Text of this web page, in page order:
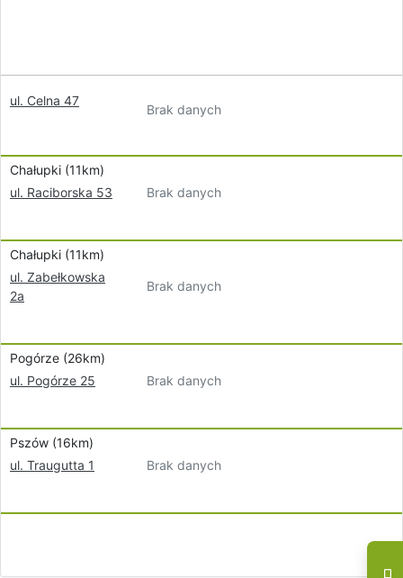
ul. Celna 47
Brak danych
Chałupki (11km)
ul. Raciborska 53
Brak danych
Chałupki (11km)
ul. Zabełkowska
2a
Brak danych
Pogórze (26km)
ul. Pogórze 25
Brak danych
Pszów (16km)
ul. Traugutta 1
Brak danych